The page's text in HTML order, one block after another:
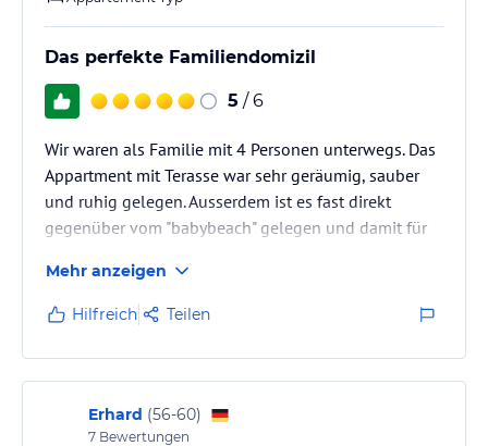
Das perfekte Familiendomizil
5 / 6
Wir waren als Familie mit 4 Personen unterwegs. Das
Appartment mit Terasse war sehr geräumig, sauber
und ruhig gelegen. Ausserdem ist es fast direkt
gegenüber vom "babybeach" gelegen und damit für
ein Minimarkt sind dierekt um die Ecke.
Das einzige Manko ist die doch recht spärliche
Besetzung der Rezeption (Werktags 9-12 Uhr, dies ist
eine circa Angabe). Aber man hat ja Zeit im Urlaub und
kann seine Fragen auch mal verschieben.
Desweiteren war die WLAN-Verbindung…
Mehr anzeigen
Hilfreich Teilen
Erhard (56-60)
7 Bewertungen